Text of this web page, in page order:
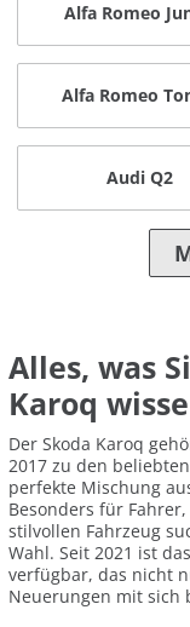
Alfa Romeo
Alfa Romeo
Audi Q2
Alles, was
Karoq
Der Skoda Karoq
2017 zu den
perfekte Mischung
Besonders für
stilvollen Fahrzeug
Wahl. Seit 2021 ist
verfügbar, das nicht
Neuerungen mit sich